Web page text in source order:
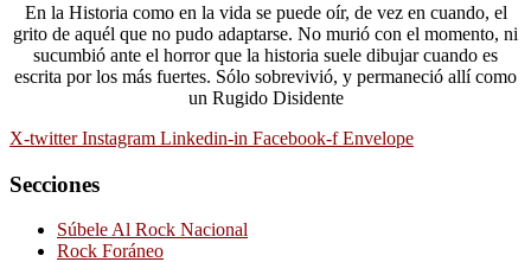
En la Historia como en la vida se puede oír, de vez en cuando, el
grito de aquél que no pudo adaptarse. No murió con el momento, ni
sucumbió ante el horror que la historia suele dibujar cuando es
escrita por los más fuertes. Sólo sobrevivió, y permaneció allí como
un Rugido Disidente
X-twitter Instagram Linkedin-in Facebook-f Envelope
Secciones
Súbele Al Rock Nacional
Rock Foráneo